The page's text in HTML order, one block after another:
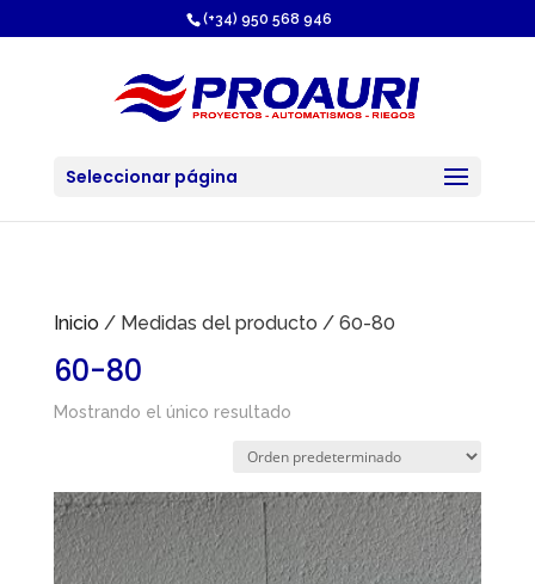
(+34) 950 568 946
Seleccionar página
Inicio/ Medidas del producto / 60-80
60-80
Mostrando el único resultado